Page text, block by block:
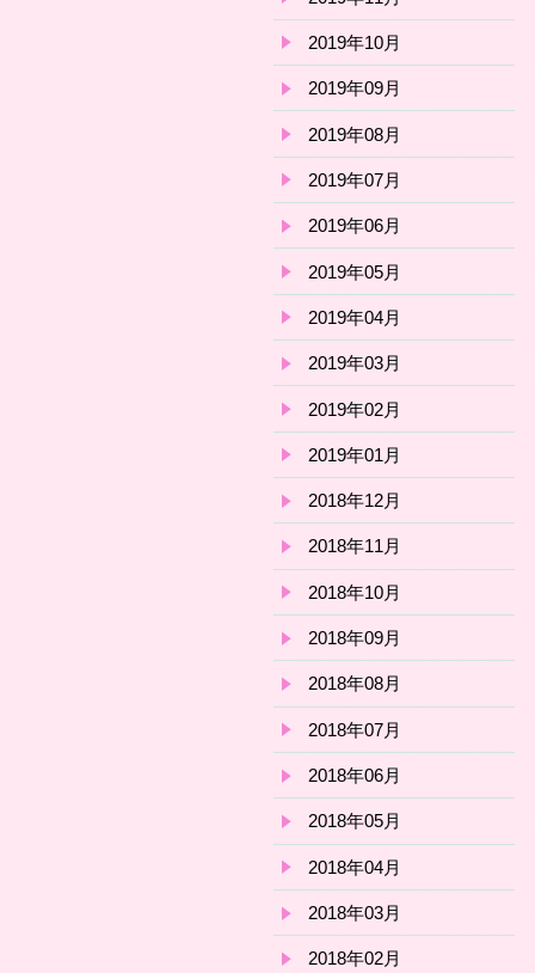
2019年10月
2019年09月
2019年08月
2019年07月
2019年06月
2019年05月
2019年04月
2019年03月
2019年02月
2019年01月
2018年12月
2018年11月
2018年10月
2018年09月
2018年08月
2018年07月
2018年06月
2018年05月
2018年04月
2018年03月
2018年02月